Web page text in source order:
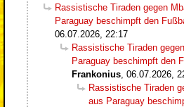
Rassistische Tiraden gegen
Paraguay beschimpft den
06.07.2026, 22:17
Rassistische Tiraden
Paraguay beschimpft den
Frankonius 06.07.2026,
Rassistische Tiraden
aus Paraguay